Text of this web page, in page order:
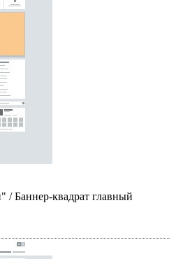
/ Баннер-квадрат главный